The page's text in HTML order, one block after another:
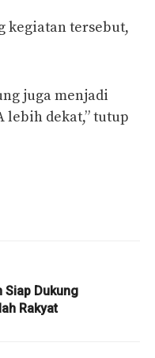
kegiatan tersebut,
juga menjadi
lebih dekat,” tutup
Siap Dukung
Rakyat